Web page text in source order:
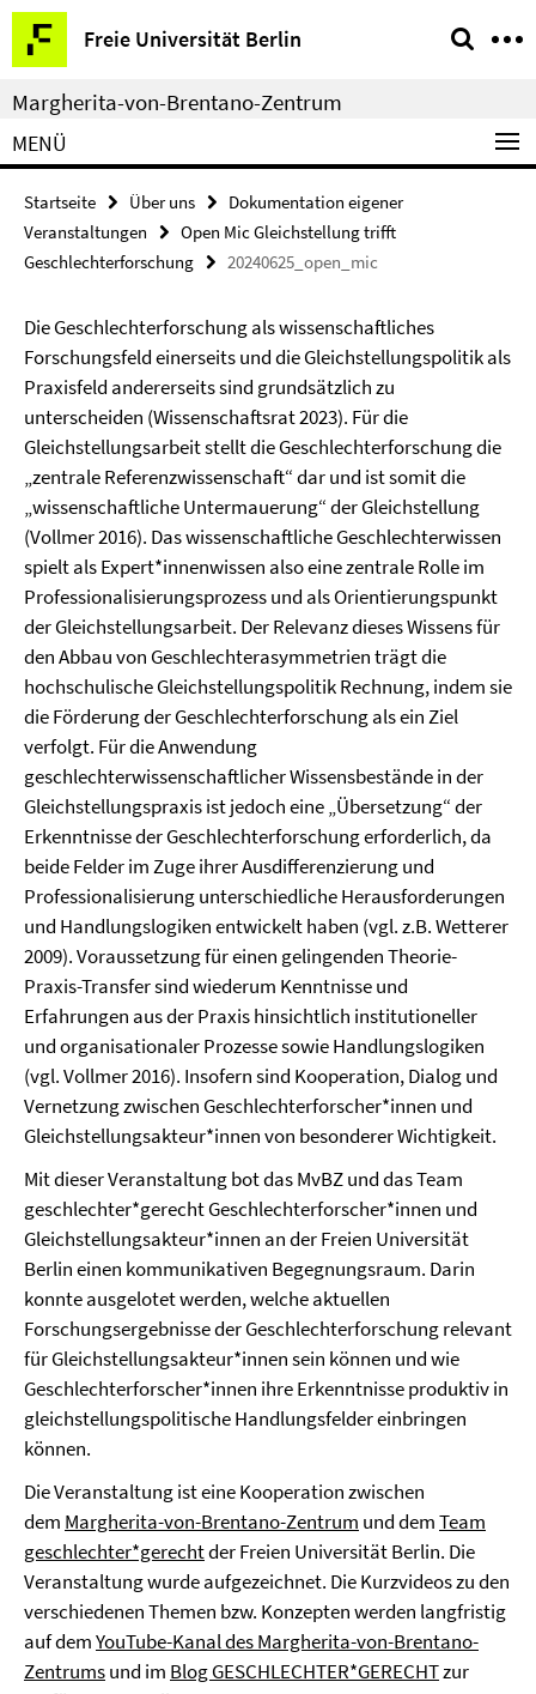
Springe
direkt
zu
Inhalt
Freie Universität Berlin
Service-
Navigation
Margherita-von-Brentano-Zentrum
MENÜ
Startseite Über uns
Dokumentation eigener
Veranstaltungen
Open Mic Gleichstellung trifft
Geschlechterforschung
20240625_open_mic
Die Geschlechterforschung als wissenschaftliches
Forschungsfeld einerseits und die Gleichstellungspolitik als
Praxisfeld andererseits sind grundsätzlich zu
unterscheiden (Wissenschaftsrat 2023). Für die
Gleichstellungsarbeit stellt die Geschlechterforschung die
„zentrale Referenzwissenschaft“ dar und ist somit die
„wissenschaftliche Untermauerung“ der Gleichstellung
(Vollmer 2016). Das wissenschaftliche Geschlechterwissen
spielt als Expert*innenwissen also eine zentrale Rolle im
Professionalisierungsprozess und als Orientierungspunkt
der Gleichstellungsarbeit. Der Relevanz dieses Wissens für
den Abbau von Geschlechterasymmetrien trägt die
hochschulische Gleichstellungspolitik Rechnung, indem sie
die Förderung der Geschlechterforschung als ein Ziel
verfolgt. Für die Anwendung
geschlechterwissenschaftlicher Wissensbestände in der
Gleichstellungspraxis ist jedoch eine „Übersetzung“ der
Erkenntnisse der Geschlechterforschung erforderlich, da
beide Felder im Zuge ihrer Ausdifferenzierung und
Professionalisierung unterschiedliche Herausforderungen
und Handlungslogiken entwickelt haben (vgl. z.B. Wetterer
2009). Voraussetzung für einen gelingenden Theorie-
Praxis-Transfer sind wiederum Kenntnisse und
Erfahrungen aus der Praxis hinsichtlich institutioneller
und organisationaler Prozesse sowie Handlungslogiken
(vgl. Vollmer 2016). Insofern sind Kooperation, Dialog und
Vernetzung zwischen Geschlechterforscher*innen und
Gleichstellungsakteur*innen von besonderer Wichtigkeit.
Mit dieser Veranstaltung bot das MvBZ und das Team
geschlechter*gerecht Geschlechterforscher*innen und
Gleichstellungsakteur*innen an der Freien Universität
Berlin einen kommunikativen Begegnungsraum. Darin
konnte ausgelotet werden, welche aktuellen
Forschungsergebnisse der Geschlechterforschung relevant
für Gleichstellungsakteur*innen sein können und wie
Geschlechterforscher*innen ihre Erkenntnisse produktiv in
gleichstellungspolitische Handlungsfelder einbringen
können.
Die Veranstaltung ist eine Kooperation zwischen
dem Margherita-von-Brentano-Zentrum und demTeam
geschlechter*gerechtder Freien Universität Berlin. Die
Veranstaltung wurde aufgezeichnet. Die Kurzvideos zu den
verschiedenen Themen bzw. Konzepten werden langfristig
auf demYouTube-Kanal des Margherita-von-Brentano-
Zentrumsund im Blog GESCHLECHTER*GERECHTzur